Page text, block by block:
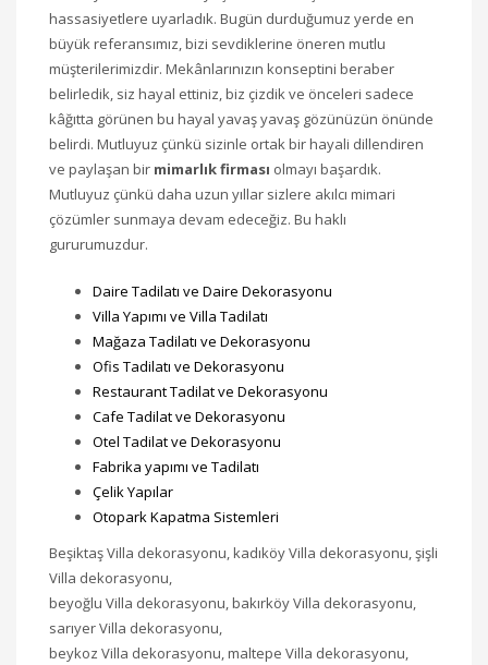
hassasiyetlere uyarladık. Bugün durduğumuz yerde en
büyük referansımız, bizi sevdiklerine öneren mutlu
müşterilerimizdir. Mekânlarınızın konseptini beraber
belirledik, siz hayal ettiniz, biz çizdik ve önceleri sadece
kâğıtta görünen bu hayal yavaş yavaş gözünüzün önünde
belirdi. Mutluyuz çünkü sizinle ortak bir hayali dillendiren
ve paylaşan bir mimarlık firması olmayı başardık.
Mutluyuz çünkü daha uzun yıllar sizlere akılcı mimari
çözümler sunmaya devam edeceğiz. Bu haklı
gururumuzdur.
Daire Tadilatı ve Daire Dekorasyonu
Villa Yapımı ve Villa Tadilatı
Mağaza Tadilatı ve Dekorasyonu
Ofis Tadilatı ve Dekorasyonu
Restaurant Tadilat ve Dekorasyonu
Cafe Tadilat ve Dekorasyonu
Otel Tadilat ve Dekorasyonu
Fabrika yapımı ve Tadilatı
Çelik Yapılar
Otopark Kapatma Sistemleri
Beşiktaş Villa dekorasyonu, kadıköy Villa dekorasyonu, şişli
Villa dekorasyonu,
beyoğlu Villa dekorasyonu, bakırköy Villa dekorasyonu,
sarıyer Villa dekorasyonu,
beykoz Villa dekorasyonu, maltepe Villa dekorasyonu,